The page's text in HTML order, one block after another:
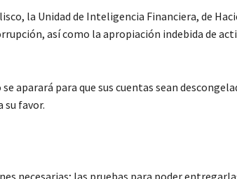
la Unidad de Inteligencia Financiera, de
así como la apropiación indebida de
aparará para que sus cuentas sean
su favor.